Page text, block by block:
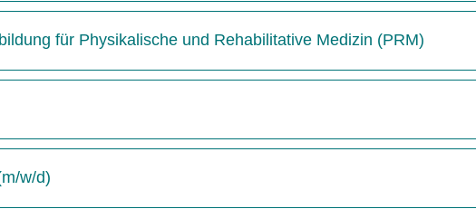
für Physikalische und Rehabilitative Medizin (PRM)
w/d)